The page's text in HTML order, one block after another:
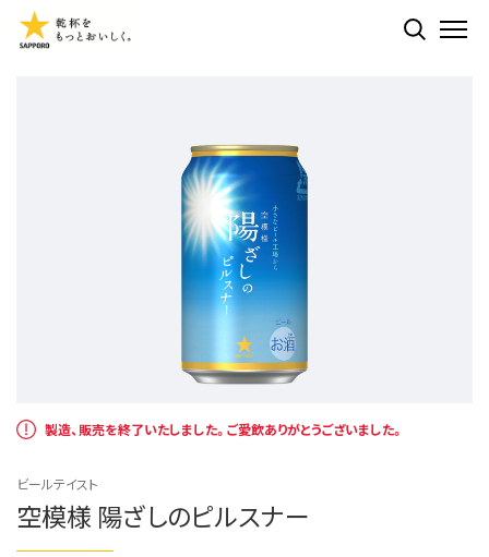
検索する
製造、販売を終了いたしました。ご愛飲ありがとうございました。
ビールテイスト
空模様 陽ざしのピルスナー